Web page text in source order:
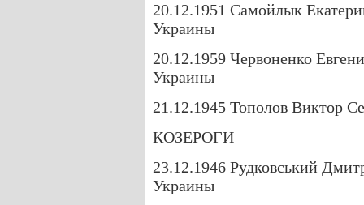
20.12.1951 Самойлык
Украины
20.12.1959 Червоненко
Украины
21.12.1945 Тополов Виктор
КОЗЕРОГИ
23.12.1946 Рудковський
Украины